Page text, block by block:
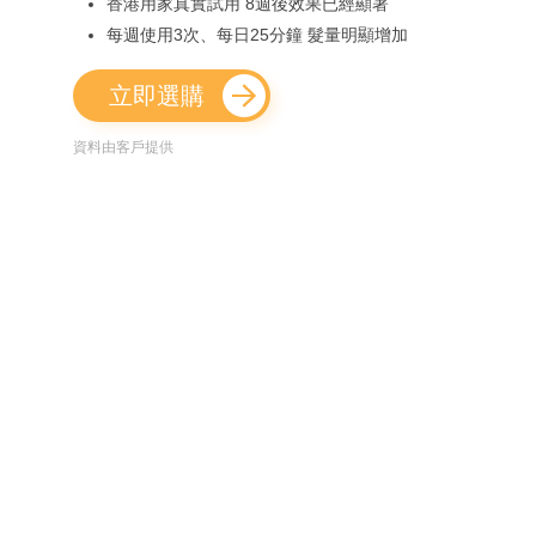
每週使用3次、每日25分鐘 髮量明顯增加
立即選購
資料由客戶提供